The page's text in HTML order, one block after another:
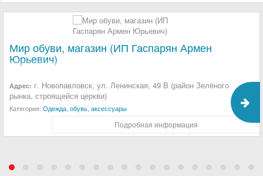
Мир обуви, магазин (ИП Гаспарян Армен
Юрьевич)
Адрес: г. Новопавловск, ул. Ленинская, 49 В (район Зелёного
рынка, строящейся церкви)
Категория: Одежда, обувь, аксессуары
Подробная информация